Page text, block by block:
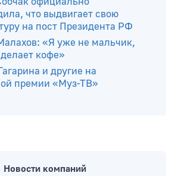
что выдвигает свою
на пост Президента РФ
«Я уже не мальчик,
кофе»
и другие на
премии «Муз-ТВ»
Новости компаний